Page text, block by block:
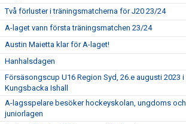
Två förluster i träningsmatcherna för J20 23/24
A-laget vann första träningsmatchen 23/24
Austin Maietta klar för A-laget!
Hanhalsdagen
Försäsongscup U16 Region Syd, 26.e augusti 2023 i
Kungsbacka Ishall
A-lagsspelare besöker hockeyskolan, ungdoms och
juniorlagen